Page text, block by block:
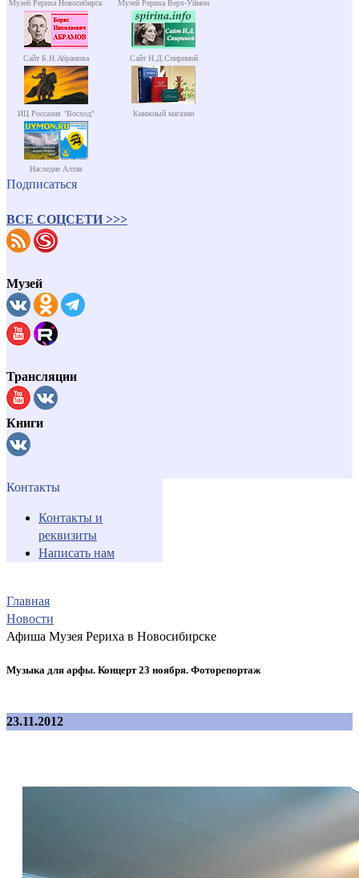
Музей Рериха Новосибирск Музей Рериха Верх-Уймон
Сайт Б.Н.Абрамова Сайт Н.Д.Спириной
ИЦ Россазия "Восход" Книжный магазин
Наследие Алтая
Подписаться
ВСЕ СОЦСЕТИ >>>
Музей
Трансляции
Книги
Контакты
Контакты и
реквизиты
Написать нам
Главная
Новости
Афиша Музея Рериха в Новосибирске
Музыка для арфы. Концерт 23 ноября. Фоторепортаж
23.11.2012